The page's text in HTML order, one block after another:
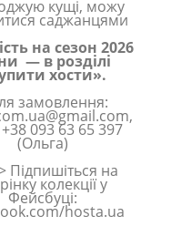
кущі, можу
саджанцями
на сезон 2026
— в розділі
хости».
замовлення:
093 63 65 397
(Ольга)
Підпишіться на
колекції у
Фейсбуці:
hosta.ua